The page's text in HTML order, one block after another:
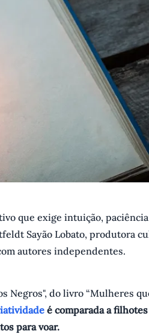
que exige intuição,
Sayão Lobato, produtora
autores independentes.
Negros", do livro “Mulheres
é comparada a
para voar.